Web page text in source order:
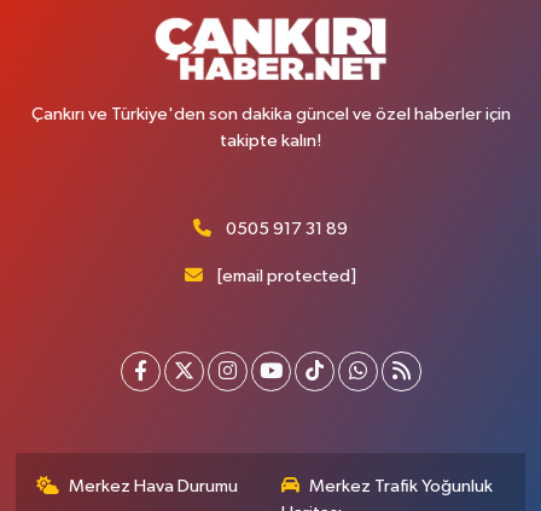
Çankırı ve Türkiye'den son dakika güncel ve özel haberler için
takipte kalın!
0505 917 31 89
[email protected]
Merkez Hava Durumu
Merkez Trafik Yoğunluk